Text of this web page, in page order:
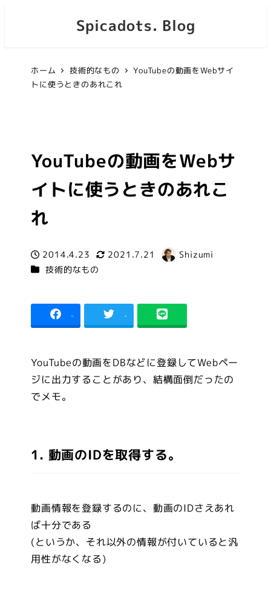
Spicadots. Blog
ホーム 技術的なもの
YouTubeの動画をWebサイ
トに使うときのあれこれ
YouTubeの動画をWebサ
イトに使うときのあれこ
れ
投稿日
2014.4.23
更新日
2021.7.21
著
Shizumi
カテゴリー
技術的なもの
- -
YouTubeの動画をDBなどに登録してWebペー
ジに出力することがあり、結構面倒だったの
でメモ。
1. 動画のIDを取得する。
動画情報を登録するのに、動画のIDさえあれ
ば十分である
(というか、それ以外の情報が付いていると汎
用性がなくなる)